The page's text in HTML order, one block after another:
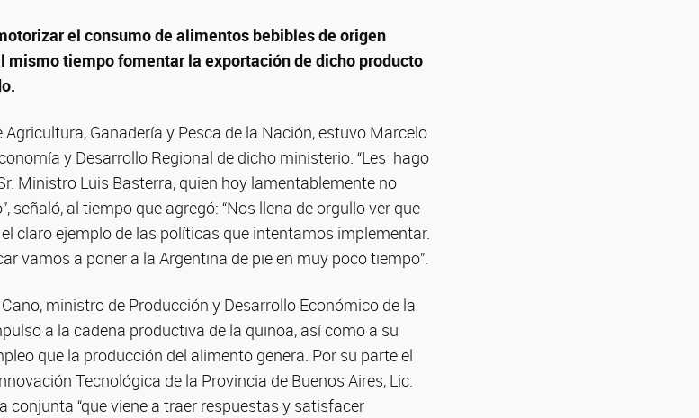
el consumo de alimentos bebibles de origen
mismo tiempo fomentar la exportación de dicho producto
Ganadería y Pesca de la Nación, estuvo Marcelo
y Desarrollo Regional de dicho ministerio. “Les hago
Ministro Luis Basterra, quien hoy lamentablemente no
señaló, al tiempo que agregó: “Nos llena de orgullo ver que
claro ejemplo de las políticas que intentamos implementar.
vamos a poner a la Argentina de pie en muy poco tiempo”.
ministro de Producción y Desarrollo Económico de la
a la cadena productiva de la quinoa, así como a su
que la producción del alimento genera. Por su parte el
Tecnológica de la Provincia de Buenos Aires, Lic.
“que viene a traer respuestas y satisfacer